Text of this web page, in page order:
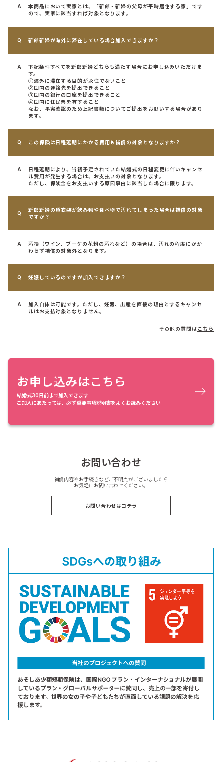
本商品において実家とは、「新郎・新婦の父母が平時居住する家」です
ので、実家に該当すれば対象となります。
新郎新婦が海外に滞在している場合加入できますか？
下記条件すべてを新郎新婦どちらも満たす場合にお申し込みいただけま
す。
①海外に滞在する目的が永住でないこと
②国内の連絡先を提出できること
③国内の銀行の口座を提出できること
④国内に住民票を有すること
なお、事実確認のため上記書類についてご提出をお願いする場合があり
ます。
この保険は日程延期にかかる費用も補償の対象となりますか？
日程延期により、当初予定されていた結婚式の日程変更に伴いキャンセ
ル費用が発生する場合は、お支払いの対象となります。
ただし、保険金をお支払いする原因事由に該当した場合に限ります。
新郎新婦の貸衣装が飲み物や食べ物で汚れてしまった場合は補償の対象
ですか？
汚損（ワイン、ブーケの花粉の汚れなど）の場合は、汚れの程度にかか
わらず補償の対象外となります。
妊娠しているのですが加入できますか？
加入自体は可能です。ただし、妊娠、出産を直接の理由とするキャンセ
ルはお支払対象となりません。
その他の質問は こちら
お申し込みはこちら
結婚式30日前まで加入できます
ご加入にあたっては、必ず重要事項説明書をよくお読みください
お問い合わせ
補償内容やお手続きなどご不明点がございましたら
お気軽にお問い合わせください。
お問い合わせはコチラ